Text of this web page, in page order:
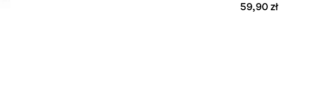
59,90 zł